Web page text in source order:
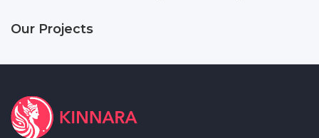
Our Projects